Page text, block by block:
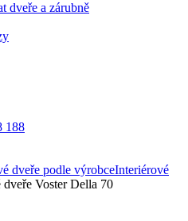
dveře a zárubně
188
dveře podle výrobceInteriérové
dveře Voster Della 70